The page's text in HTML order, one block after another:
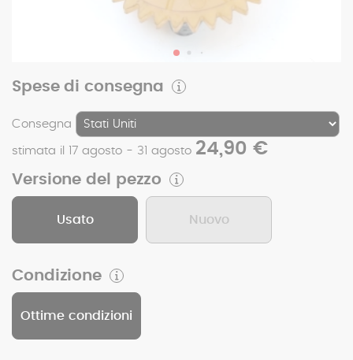
Spese di consegna
Consegna
stimata il 17 agosto - 31 agosto 24,90 €
Versione del pezzo
Usato Nuovo
Condizione
Ottime condizioni